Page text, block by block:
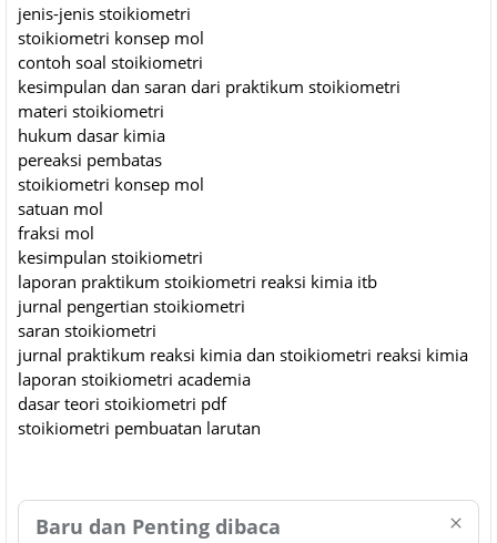
jenis-jenis stoikiometri
stoikiometri konsep mol
contoh soal stoikiometri
kesimpulan dan saran dari praktikum stoikiometri
materi stoikiometri
hukum dasar kimia
pereaksi pembatas
stoikiometri konsep mol
satuan mol
fraksi mol
kesimpulan stoikiometri
laporan praktikum stoikiometri reaksi kimia itb
jurnal pengertian stoikiometri
saran stoikiometri
jurnal praktikum reaksi kimia dan stoikiometri reaksi kimia
laporan stoikiometri academia
dasar teori stoikiometri pdf
stoikiometri pembuatan larutan
Baru dan Penting dibaca